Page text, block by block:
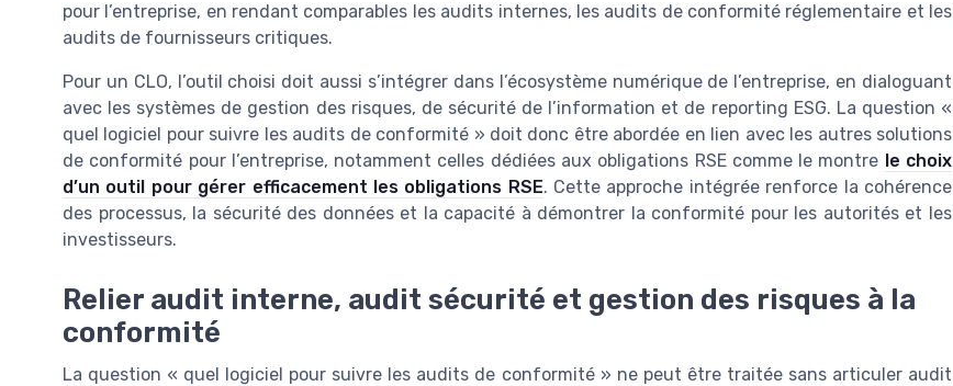
pour l’entreprise, en rendant comparables les audits internes, les audits de conformité réglementaire et les
audits de fournisseurs critiques.
Pour un CLO, l’outil choisi doit aussi s’intégrer dans l’écosystème numérique de l’entreprise, en dialoguant
avec les systèmes de gestion des risques, de sécurité de l’information et de reporting ESG. La question «
quel logiciel pour suivre les audits de conformité » doit donc être abordée en lien avec les autres solutions
de conformité pour l’entreprise, notamment celles dédiées aux obligations RSE comme le montre le choix
d’un outil pour gérer efficacement les obligations RSE. Cette approche intégrée renforce la cohérence
des processus, la sécurité des données et la capacité à démontrer la conformité pour les autorités et les
investisseurs.
Relier audit interne, audit sécurité et gestion des risques à la
conformité
La question « quel logiciel pour suivre les audits de conformité » ne peut être traitée sans articuler audit